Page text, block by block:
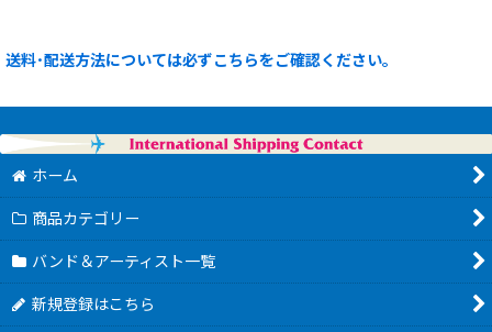
送料･配送方法については必ずこちらをご確認ください。
ホーム
商品カテゴリー
バンド＆アーティスト一覧
新規登録はこちら